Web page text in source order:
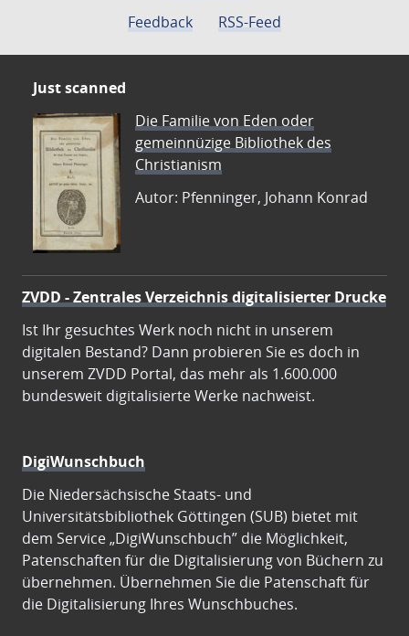
Feedback
RSS-Feed
Just scanned
Die Familie von Eden oder
gemeinnüzige Bibliothek des
Christianism
Autor: Pfenninger, Johann Konrad
ZVDD - Zentrales Verzeichnis digitalisierter Drucke
Ist Ihr gesuchtes Werk noch nicht in unserem
digitalen Bestand? Dann probieren Sie es doch in
unserem ZVDD Portal, das mehr als 1.600.000
bundesweit digitalisierte Werke nachweist.
DigiWunschbuch
Die Niedersächsische Staats- und
Universitätsbibliothek Göttingen (SUB) bietet mit
dem Service „DigiWunschbuch” die Möglichkeit,
Patenschaften für die Digitalisierung von Büchern zu
übernehmen. Übernehmen Sie die Patenschaft für
die Digitalisierung Ihres Wunschbuches.